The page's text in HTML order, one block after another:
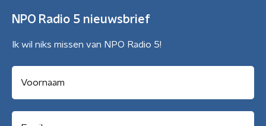
NPO Radio 5 nieuwsbrief
Ik wil niks missen van NPO Radio 5!